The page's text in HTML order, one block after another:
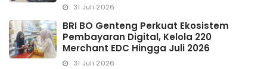
31 Juli 2026
BRI BO Genteng Perkuat Ekosistem
Pembayaran Digital, Kelola 220
Merchant EDC Hingga Juli 2026
31 Juli 2026